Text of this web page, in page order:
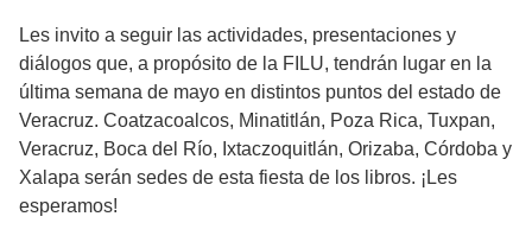
Les invito a seguir las actividades, presentaciones y
diálogos que, a propósito de la FILU, tendrán lugar en la
última semana de mayo en distintos puntos del estado de
Veracruz. Coatzacoalcos, Minatitlán, Poza Rica, Tuxpan,
Veracruz, Boca del Río, Ixtaczoquitlán, Orizaba, Córdoba y
Xalapa serán sedes de esta fiesta de los libros. ¡Les
esperamos!